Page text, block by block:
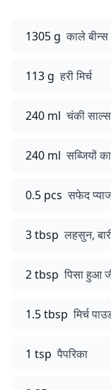
1305 g काले बीन्स
113 g हरी मिर्च
240 ml चंकी
240 ml सब्जियों
0.5 pcs सफेद
3 tbsp लहसुन,
2 tbsp पिसा हुआ
1.5 tbsp मिर्च
1 tsp पैपरिका